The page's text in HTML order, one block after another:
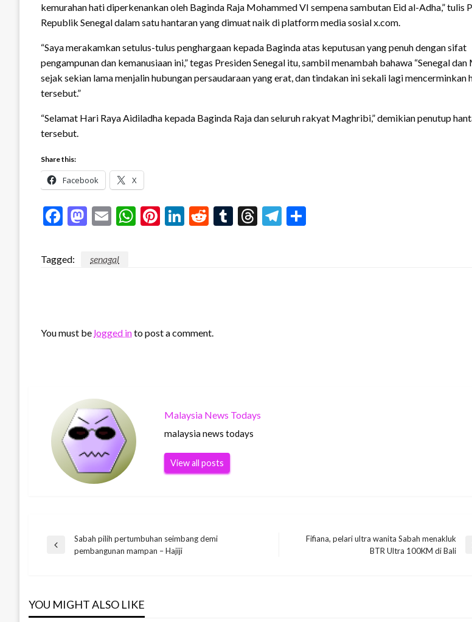
kemurahan hati diperkenankan oleh Baginda Raja Mohammed VI sempena sambutan Eid al-Adha,” tulis
Republik Senegal dalam satu hantaran yang dimuat naik di platform media sosial x.com.
“Saya merakamkan setulus-tulus penghargaan kepada Baginda atas keputusan yang penuh dengan sifat
pengampunan dan kemanusiaan ini,” tegas Presiden Senegal itu, sambil menambah bahawa “Senegal
sejak sekian lama menjalin hubungan persaudaraan yang erat, dan tindakan ini sekali lagi mencerminkan
tersebut.”
“Selamat Hari Raya Aidiladha kepada Baginda Raja dan seluruh rakyat Maghribi,” demikian penutup
tersebut.
Share this:
Facebook X
Facebook
Mastodon
EmailWhatsApp
Pinterest
LinkedIn
RedditTumblr
Threads
Telegram
Tagged: senagal
You must be logged into post a comment.
Malaysia News Todays
malaysia news todays
View all posts
Post
Previous
Sabah pilih pertumbuhan seimbang demi
pembangunan mampan – Hajiji
Fifiana, pelari ultra wanita Sabah menakluk
BTR Ultra 100KM di Bali
YOU MIGHT ALSO LIKE